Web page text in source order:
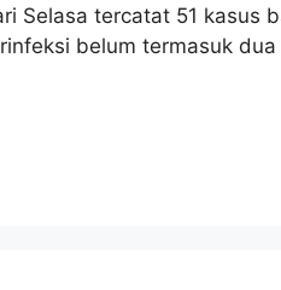
Selasa tercatat 51 kasus
belum termasuk dua